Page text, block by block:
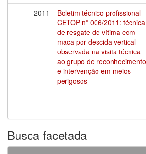
2011
Boletim técnico profissional
CETOP nº 006/2011: técnica
de resgate de vítima com
maca por descida vertical
observada na visita técnica
ao grupo de reconhecimento
e intervenção em meios
perigosos
Busca facetada